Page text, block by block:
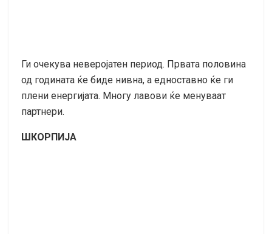
Ги очекува неверојатен период. Првата половина
од годината ќе биде нивна, а едноставно ќе ги
плени енергијата. Многу лавови ќе менуваат
партнери.
ШКОРПИЈА